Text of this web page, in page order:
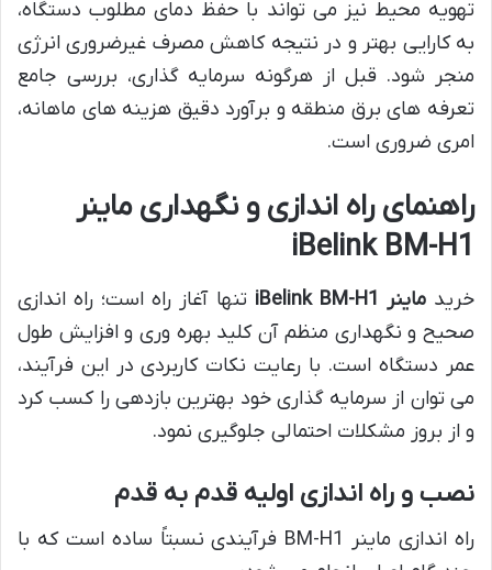
تهویه محیط نیز می تواند با حفظ دمای مطلوب دستگاه،
به کارایی بهتر و در نتیجه کاهش مصرف غیرضروری انرژی
منجر شود. قبل از هرگونه سرمایه گذاری، بررسی جامع
تعرفه های برق منطقه و برآورد دقیق هزینه های ماهانه،
امری ضروری است.
راهنمای راه اندازی و نگهداری ماینر
iBelink BM-H1
خریدماینر iBelink BM-H1
تنها آغاز راه است؛ راه اندازی
صحیح و نگهداری منظم آن کلید بهره وری و افزایش طول
عمر دستگاه است. با رعایت نکات کاربردی در این فرآیند،
می توان از سرمایه گذاری خود بهترین بازدهی را کسب کرد
و از بروز مشکلات احتمالی جلوگیری نمود.
نصب و راه اندازی اولیه قدم به قدم
راه اندازی ماینر BM-H1 فرآیندی نسبتاً ساده است که با